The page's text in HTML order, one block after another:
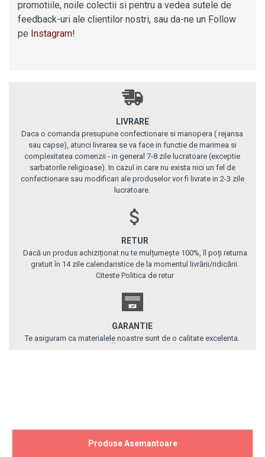
promotiile, noile colectii si pentru a vedea sutele de
feedback-uri ale clientilor nostri, sau da-ne un Follow
pe Instagram!
LIVRARE
Daca o comanda presupune confectionare si manopera ( rejansa
sau capse), atunci livrarea se va face in functie de marimea si
complexitatea comenzii - in general 7-8 zile lucratoare (exceptie
sarbatorile religioase). In cazul in care nu exista nici un fel de
confectionare sau modificari ale produselor vor fi livrate in 2-3 zile
lucratoare.
RETUR
Dacă un produs achiziționat nu te mulțumește 100%, îl poți returna
gratuit în 14 zile calendaristice de la momentul livrării/ridicării.
Citeste Politica de retur
GARANTIE
Te asiguram ca materialele noastre sunt de o calitate excelenta.
Produse Asemantoare